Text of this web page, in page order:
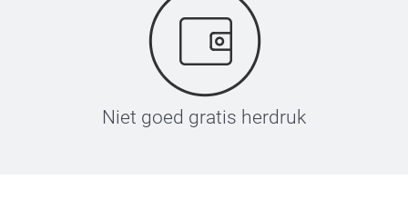
Niet goed gratis herdruk